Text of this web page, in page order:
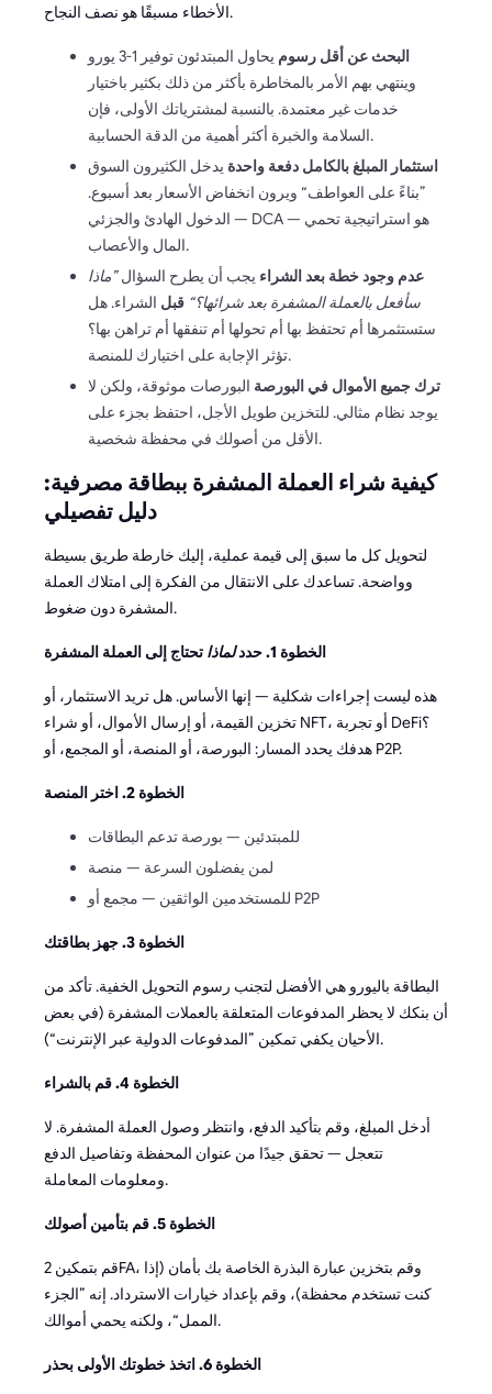
الأخطاء مسبقًا هو نصف النجاح.
البحث عن أقل رسوم
يحاول المبتدئون توفير 1-3 يورو
وينتهي بهم الأمر بالمخاطرة بأكثر من ذلك بكثير باختيار
خدمات غير معتمدة. بالنسبة لمشترياتك الأولى، فإن
السلامة والخبرة أكثر أهمية من الدقة الحسابية.
استثمار المبلغ بالكامل دفعة واحدة يدخل الكثيرون السوق
”بناءً على العواطف“ ويرون انخفاض الأسعار بعد أسبوع.
الدخول الهادئ والجزئي — DCA — هو استراتيجية تحمي
المال والأعصاب.
عدم وجود خطة بعد الشراء يجب أن يطرح السؤال”ماذا
سأفعل بالعملة المشفرة بعد شرائها؟“ قبل الشراء. هل
ستستثمرها أم تحتفظ بها أم تحولها أم تنفقها أم تراهن بها؟
تؤثر الإجابة على اختيارك للمنصة.
ترك جميع الأموال في البورصة البورصات موثوقة، ولكن لا
يوجد نظام مثالي. للتخزين طويل الأجل، احتفظ بجزء على
الأقل من أصولك في محفظة شخصية.
كيفية شراء العملة المشفرة ببطاقة مصرفية:
دليل تفصيلي
لتحويل كل ما سبق إلى قيمة عملية، إليك خارطة طريق بسيطة
وواضحة. تساعدك على الانتقال من الفكرة إلى امتلاك العملة
المشفرة دون ضغوط.
الخطوة 1. حدد لماذا تحتاج إلى العملة المشفرة
هذه ليست إجراءات شكلية — إنها الأساس. هل تريد الاستثمار، أو
تخزين القيمة، أو إرسال الأموال، أو شراء NFT، أو تجربة DeFi؟
هدفك يحدد المسار: البورصة، أو المنصة، أو المجمع، أو P2P.
الخطوة 2. اختر المنصة
للمبتدئين — بورصة تدعم البطاقات
لمن يفضلون السرعة — منصة
للمستخدمين الواثقين — مجمع أو P2P
الخطوة 3. جهز بطاقتك
البطاقة باليورو هي الأفضل لتجنب رسوم التحويل الخفية. تأكد من
أن بنكك لا يحظر المدفوعات المتعلقة بالعملات المشفرة (في بعض
الأحيان يكفي تمكين ”المدفوعات الدولية عبر الإنترنت“).
الخطوة 4. قم بالشراء
أدخل المبلغ، وقم بتأكيد الدفع، وانتظر وصول العملة المشفرة. لا
تتعجل — تحقق جيدًا من عنوان المحفظة وتفاصيل الدفع
ومعلومات المعاملة.
الخطوة 5. قم بتأمين أصولك
قم بتمكين 2FA، وقم بتخزين عبارة البذرة الخاصة بك بأمان (إذا
كنت تستخدم محفظة)، وقم بإعداد خيارات الاسترداد. إنه ”الجزء
الممل“، ولكنه يحمي أموالك.
الخطوة 6. اتخذ خطوتك الأولى بحذر